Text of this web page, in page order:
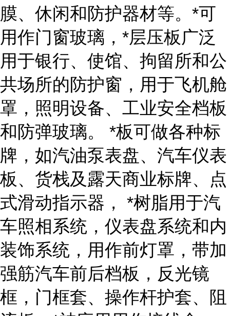
膜、休闲和防护器材等。*可
用作门窗玻璃，*层压板广泛
用于银行、使馆、拘留所和公
共场所的防护窗，用于飞机舱
罩，照明设备、工业安全档板
和防弹玻璃。 *板可做各种标
牌，如汽油泵表盘、汽车仪表
板、货栈及露天商业标牌、点
式滑动指示器， *树脂用于汽
车照相系统，仪表盘系统和内
装饰系统，用作前灯罩，带加
强筋汽车前后档板，反光镜
框，门框套、操作杆护套、阻